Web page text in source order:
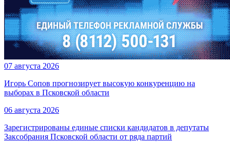
07 августа 2026
Игорь Сопов прогнозирует высокую конкуренцию на
выборах в Псковской области
06 августа 2026
Зарегистрированы единые списки кандидатов в депутаты
Заксобрания Псковской области от ряда партий